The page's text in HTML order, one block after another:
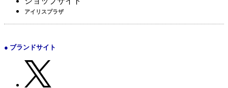
アイリスプラザ
● ブランドサイト